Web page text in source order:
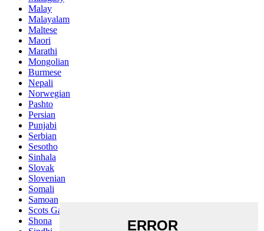
Malay
Malayalam
Maltese
Maori
Marathi
Mongolian
Burmese
Nepali
Norwegian
Pashto
Persian
Punjabi
Serbian
Sesotho
Sinhala
Slovak
Slovenian
Somali
Samoan
Scots Gaelic
Shona